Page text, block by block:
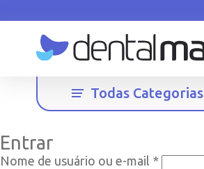
Todas Categorias
Entrar
Nome de usuário ou e-mail *